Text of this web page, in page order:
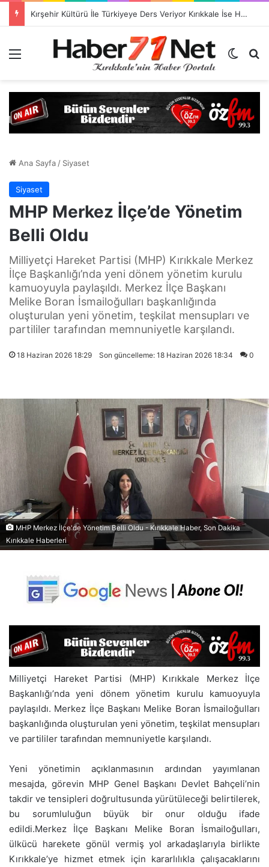
TSO Başkan Adayı Emrah Doğan’dan EXPOKALE Vizyonu
Dış
Ana Sayfa/ Siyaset
Siyaset
MHP Merkez İlçe’de Yönetim
Belli Oldu
Milliyetçi Hareket Partisi (MHP) Kırıkkale Merkez
İlçe Başkanlığı’nda yeni dönem yönetim kurulu
kamuoyuyla paylaşıldı. Merkez İlçe Başkanı
Melike Boran İsmailoğulları başkanlığında
oluşturulan yeni yönetim, teşkilat mensupları ve
partililer tarafından memnuniyetle karşılandı.
18 Haziran 2026 18:29 Son güncelleme: 18 Haziran 2026 18:34 0
MHP Merkez İlçe'de Yönetim Belli Oldu - Kırıkkale Haber, Son Dakika
Kırıkkale Haberleri
Milliyetçi Hareket Partisi (MHP) Kırıkkale Merkez İlçe
Başkanlığı’nda yeni dönem yönetim kurulu kamuoyuyla
paylaşıldı. Merkez İlçe Başkanı Melike Boran İsmailoğulları
başkanlığında oluşturulan yeni yönetim, teşkilat mensupları
ve partililer tarafından memnuniyetle karşılandı.
Yeni yönetimin açıklanmasının ardından yayımlanan
mesajda, görevin MHP Genel Başkanı Devlet Bahçeli’nin
takdir ve tensipleri doğrultusunda yürütüleceği belirtilerek,
bu sorumluluğun büyük bir onur olduğu ifade
edildi.Merkez İlçe Başkanı Melike Boran İsmailoğulları,
ülkücü harekete gönül vermiş yol arkadaşlarıyla birlikte
Kırıkkale’ye hizmet etmek için kararlılıkla çalışacaklarını